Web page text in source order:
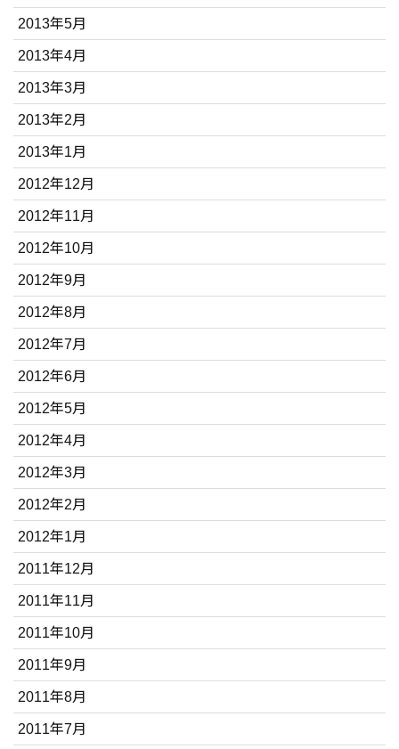
2013年5月
2013年4月
2013年3月
2013年2月
2013年1月
2012年12月
2012年11月
2012年10月
2012年9月
2012年8月
2012年7月
2012年6月
2012年5月
2012年4月
2012年3月
2012年2月
2012年1月
2011年12月
2011年11月
2011年10月
2011年9月
2011年8月
2011年7月